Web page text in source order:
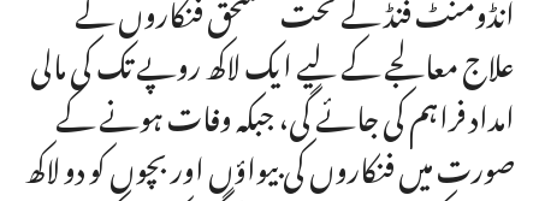
علاج معالجے کے لیے ایک لاکھ روپے تک کی مالی
امداد فراہم کی جائے گی، جبکہ وفات ہونے کے
صورت میں فنکاروں کی بیواؤں اور بچوں کو دو لاکھ